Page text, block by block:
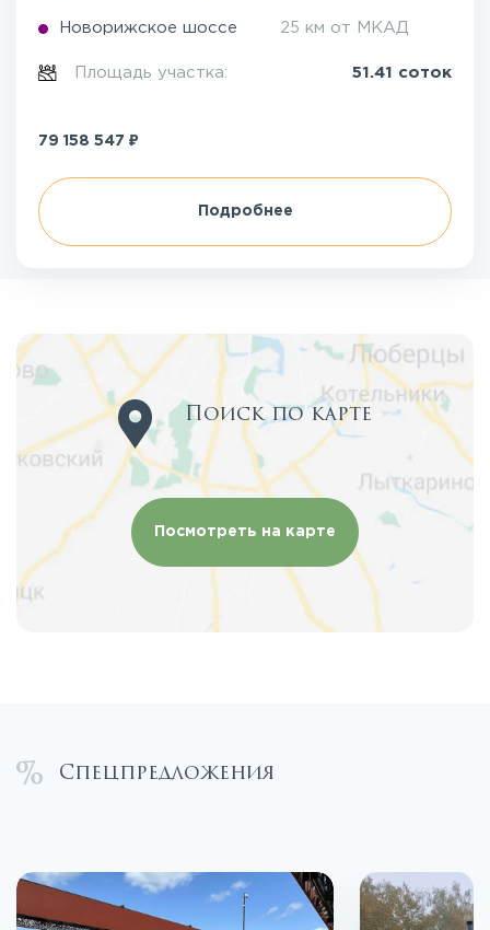
Новорижское шоссе 25 км от МКАД
Площадь участка: 51.41 соток
79 158 547 ₽
Подробнее
Поиск по карте
Посмотреть на карте
Спецпредложения